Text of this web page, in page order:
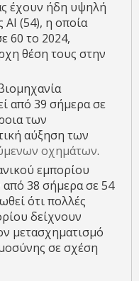
έχουν ήδη υψηλή
(54), η οποία
60 το 2024,
θέση τους στην
από 39 σήμερα σε
των
αύξηση των
οχημάτων.
εμπορίου
από 38 σήμερα σε 54
ότι πολλές
δείχνουν
μετασχηματισμό
σε σχέση